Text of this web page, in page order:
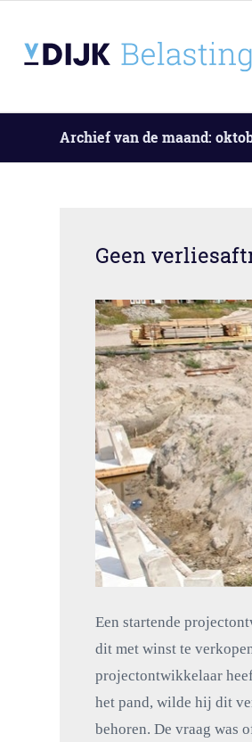
Archief van de maand:
Geen
Een startende
dit met winst te
projectontwikkelaar
het pand, wilde hij dit
behoren. De vraag was